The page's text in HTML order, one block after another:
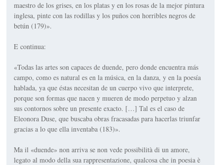
maestro de los grises, en los platas y en los rosas de la mejor pintura
inglesa, pinte con las rodillas y los puños con horribles negros de
betún (179)».
E continua:
«Todas las artes son capaces de duende, pero donde encuentra más
campo, como es natural es en la música, en la danza, y en la poesía
hablada, ya que éstas necesitan de un cuerpo vivo que interprete,
porque son formas que nacen y mueren de modo perpetuo y alzan
sus contornos sobre un presente exacto. […] Tal es el caso de
Eleonora Duse, que buscaba obras fracasadas para hacerlas triunfar
gracias a lo que ella inventaba (183)».
Ma il «duende» non arriva se non vede possibilità di un amore,
legato al modo della sua rappresentazione, qualcosa che in poesia è